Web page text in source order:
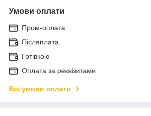
Умови оплати
Пром-оплата
Післяплата
Готівкою
Оплата за реквізитами
Всі умови оплати